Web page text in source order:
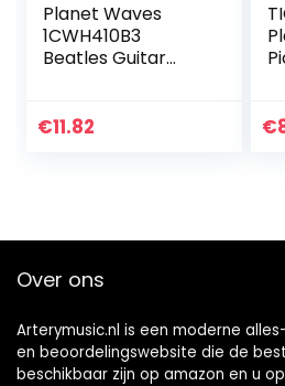
Planet Waves
1CWH410B3
Beatles Guitar
€11.82 €
Over ons
Arterymusic.nl is een moderne
en beoordelingswebsite die de
beschikbaar zijn op amazon en u